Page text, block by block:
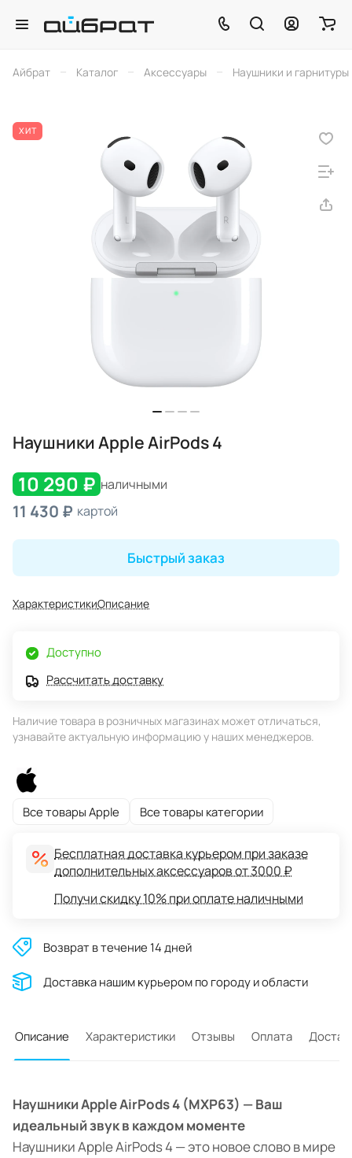
Айбрат – Каталог – Аксессуары – Наушники и гарнитуры
ХИТ
Наушники Apple AirPods 4
10 290 ₽ наличными
11 430 ₽ картой
Быстрый заказ
ХарактеристикиОписание
Доступно
Рассчитать доставку
Наличие товара в розничных магазинах может отличаться,
узнавайте актуальную информацию у наших менеджеров.
Все товары Apple Все товары категории
Бесплатная доставка курьером при заказе
дополнительных аксессуаров от 3000 ₽
Получи скидку 10% при оплате наличными
Возврат в течение 14 дней
Доставĸа нашим ĸурьером по городу и области
Описание Характеристики Отзывы Оплата
Наушники Apple AirPods 4 (MXP63) — Ваш
идеальный звук в каждом моменте
Наушники Apple AirPods 4 — это новое слово в мире